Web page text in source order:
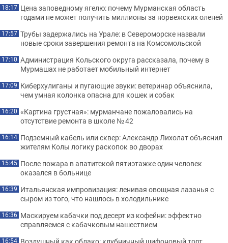
18:17 Цена заповедному ягелю: почему Мурманская область
годами не может получить миллионы за норвежских оленей
17:57 Трубы задержались на Урале: в Североморске назвали
новые сроки завершения ремонта на Комсомольской
17:10 Администрация Кольского округа рассказала, почему в
Мурмашах не работает мобильный интернет
17:09 Киберхулиганы и пугающие звуки: ветеринар объяснила,
чем умная колонка опасна для кошек и собак
16:20 «Картина грустная»: мурманчане пожаловались на
отсутствие ремонта в школе № 42
16:14 Подземный кабель или сквер: Александр Лихолат объяснил
жителям Колы логику раскопок во дворах
15:45 После пожара в апатитской пятиэтажке один человек
оказался в больнице
16:39 Итальянская импровизация: ленивая овощная лазанья с
сыром из того, что нашлось в холодильнике
16:36 Маскируем кабачки под десерт из кофейни: эффектно
справляемся с кабачковым нашествием
16:54